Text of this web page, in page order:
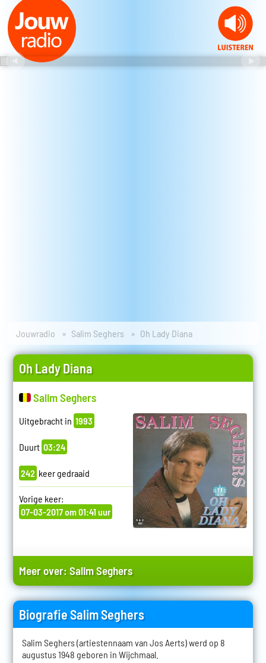
Jouwradio Salim Seghers Oh Lady Diana
Oh Lady Diana
Salim Seghers
Uitgebracht in 1993
Duurt 03:24
242 keer gedraaid
Vorige keer:
07-03-2017 om 01:41 uur
Meer over:Salim Seghers
Biografie Salim Seghers
Salim Seghers (artiestennaam van Jos Aerts) werd op 8
augustus 1948 geboren in Wijchmaal.